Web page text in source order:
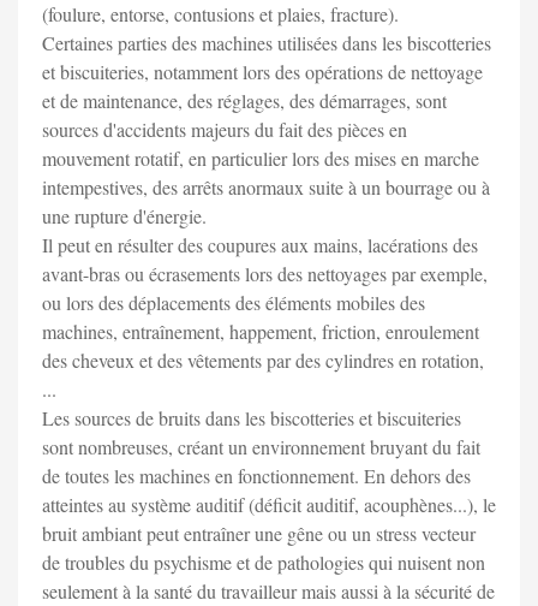
(foulure, entorse, contusions et plaies, fracture).
Certaines parties des machines utilisées dans les biscotteries
et biscuiteries, notamment lors des opérations de nettoyage
et de maintenance, des réglages, des démarrages, sont
sources d'accidents majeurs du fait des pièces en
mouvement rotatif, en particulier lors des mises en marche
intempestives, des arrêts anormaux suite à un bourrage ou à
une rupture d'énergie.
Il peut en résulter des coupures aux mains, lacérations des
avant-bras ou écrasements lors des nettoyages par exemple,
ou lors des déplacements des éléments mobiles des
machines, entraînement, happement, friction, enroulement
des cheveux et des vêtements par des cylindres en rotation,
...
Les sources de bruits dans les biscotteries et biscuiteries
sont nombreuses, créant un environnement bruyant du fait
de toutes les machines en fonctionnement. En dehors des
atteintes au système auditif (déficit auditif, acouphènes...), le
bruit ambiant peut entraîner une gêne ou un stress vecteur
de troubles du psychisme et de pathologies qui nuisent non
seulement à la santé du travailleur mais aussi à la sécurité de